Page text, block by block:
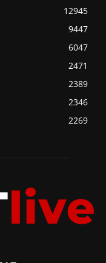
12945
9447
6047
2471
2389
2346
2269